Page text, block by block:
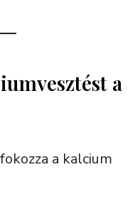
a
a kalcium